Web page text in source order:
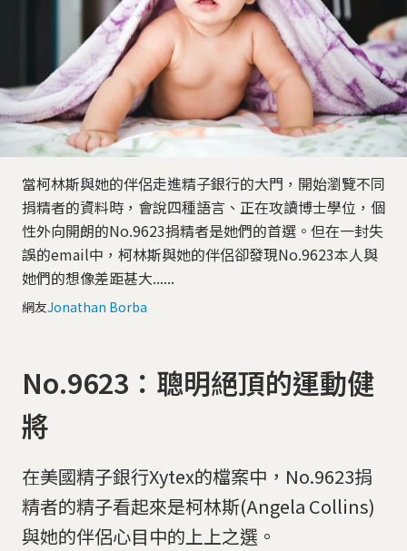
當柯林斯與她的伴侶走進精子銀行的大門，開始瀏覽不同
捐精者的資料時，會說四種語言、正在攻讀博士學位，個
性外向開朗的No.9623捐精者是她們的首選。但在一封失
誤的email中，柯林斯與她的伴侶卻發現No.9623本人與
她們的想像差距甚大......
網友Jonathan Borba
No.9623：聰明絕頂的運動健
將
在美國精子銀行Xytex的檔案中，No.9623捐
精者的精子看起來是柯林斯(Angela Collins)
與她的伴侶心目中的上上之選。